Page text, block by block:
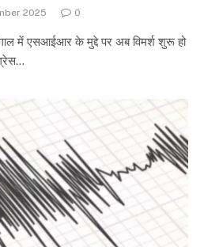
2025 0
में एसआईआर के मुद्दे पर अब विमर्श शुरू हो